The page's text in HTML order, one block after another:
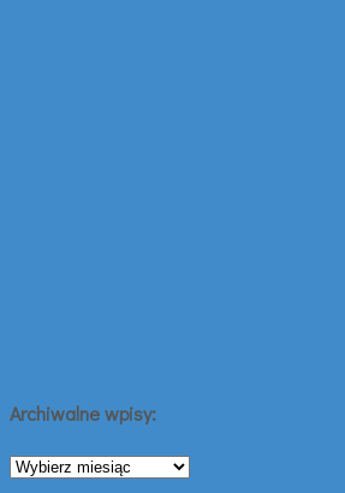
Archiwalne wpisy:
Archiwalne